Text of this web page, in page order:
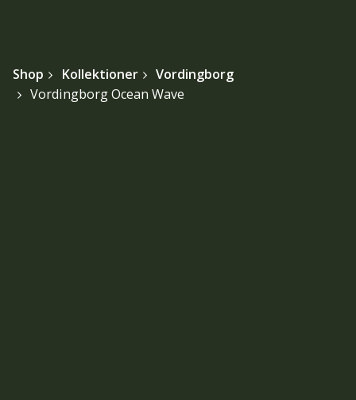
Shop Kollektioner
Vordingborg
Vordingborg Ocean Wave